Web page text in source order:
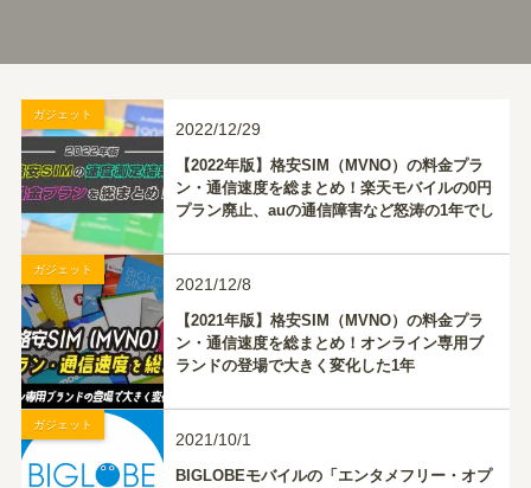
ガジェット
2022/12/29
【2022年版】格安SIM（MVNO）の料金プラ
ン・通信速度を総まとめ！楽天モバイルの0円
プラン廃止、auの通信障害など怒涛の1年でし
ガジェット
2021/12/8
【2021年版】格安SIM（MVNO）の料金プラ
ン・通信速度を総まとめ！オンライン専用ブ
ランドの登場で大きく変化した1年
ガジェット
2021/10/1
BIGLOBEモバイルの「エンタメフリー・オプ